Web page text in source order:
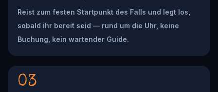
Reist zum festen Startpunkt des Falls und legt los,
sobald ihr bereit seid — rund um die Uhr, keine
Buchung, kein wartender Guide.
03